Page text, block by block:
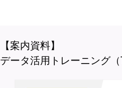
【案内資料】
データ活用トレーニング（